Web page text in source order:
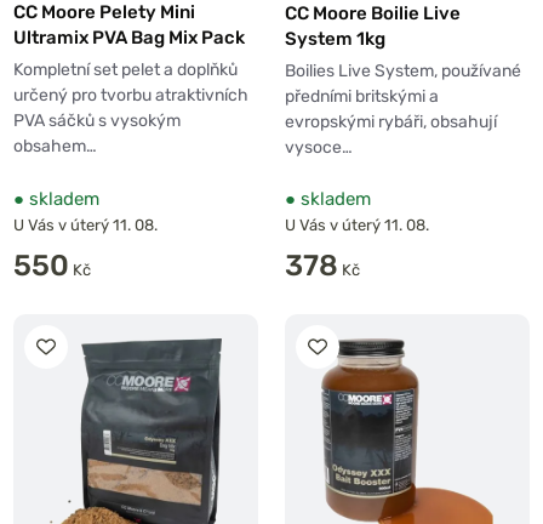
CC Moore Pelety Mini
Ultramix PVA Bag Mix Pack
Kompletní set pelet a doplňků
určený pro tvorbu atraktivních
PVA sáčků s vysokým
obsahem…
● skladem
U Vás v úterý 11. 08.
550 Kč
CC Moore Boilie Live
System 1kg
Boilies Live System, používané
předními britskými a
evropskými rybáři, obsahují
vysoce…
● skladem
U Vás v úterý 11. 08.
378 Kč